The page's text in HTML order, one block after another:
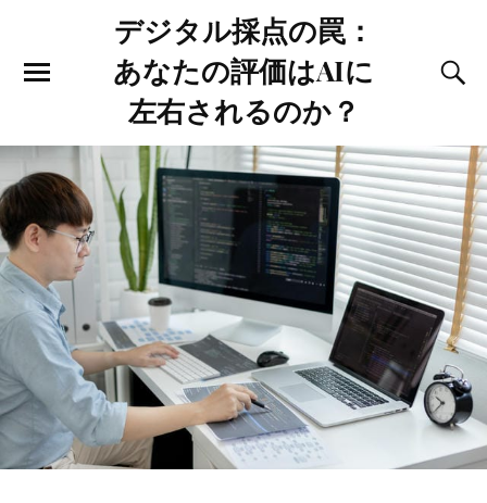
デジタル採点の罠：
あなたの評価はAIに
左右されるのか？